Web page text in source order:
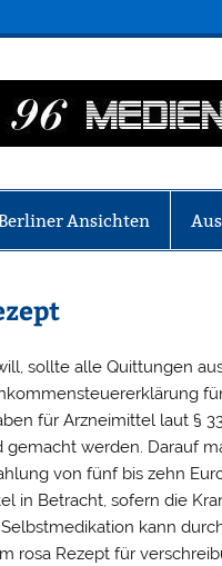
Ansichten
sollte alle Quittungen
für Arzneimittel laut §
gemacht werden. Darauf
von fünf bis zehn
in Betracht, sofern die
kann
rosa Rezept für